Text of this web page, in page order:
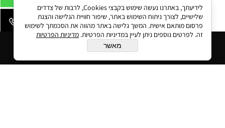
הוסף לסל
בניית אתרים
לידיעתך, באתרנו נעשה שימוש בקבצי Cookies, לרבות של צדדים
שלישיים, לצורך ניתוח השימוש באתר, שיפור חוויית הגלישה והצגת
פרסום מותאם אישית. המשך גלישה באתר מהווה את הסכמתך לשימוש
זה. לפרטים נוספים ניתן לעיין במדיניות הפרטיות. מדיניות הפרטיות
מאשר